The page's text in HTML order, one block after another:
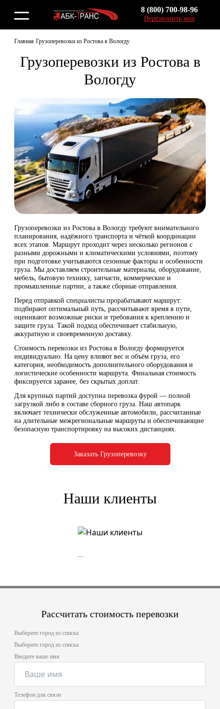
8 (800) 700-98-96
Перезвонить мне
Главная Грузоперевозки из Ростова в Вологду
Грузоперевозки из Ростова в
Вологду
Грузоперевозки из Ростова в Вологду требуют внимательного
планирования, надёжного транспорта и чёткой координации
всех этапов. Маршрут проходит через несколько регионов с
разными дорожными и климатическими условиями, поэтому
при подготовке учитываются сезонные факторы и особенности
груза. Мы доставляем строительные материалы, оборудование,
мебель, бытовую технику, запчасти, коммерческие и
промышленные партии, а также сборные отправления.
Перед отправкой специалисты прорабатывают маршрут:
подбирают оптимальный путь, рассчитывают время в пути,
оценивают возможные риски и требования к креплению и
защите груза. Такой подход обеспечивает стабильную,
аккуратную и своевременную доставку.
Стоимость перевозки из Ростова в Вологду формируется
индивидуально. На цену влияют вес и объём груза, его
категория, необходимость дополнительного оборудования и
логистические особенности маршрута. Финальная стоимость
фиксируется заранее, без скрытых доплат.
Для крупных партий доступна перевозка фурой — полной
загрузкой либо в составе сборного груза. Наш автопарк
включает технически обслуженные автомобили, рассчитанные
на длительные межрегиональные маршруты и обеспечивающие
безопасную транспортировку на высоких дистанциях.
Заказать Грузоперевозку
Наши клиенты
Рассчитать стоимость перевозки
Выберите город из списка
Выберите город из списка
Введите ваше имя
Телефон для связи